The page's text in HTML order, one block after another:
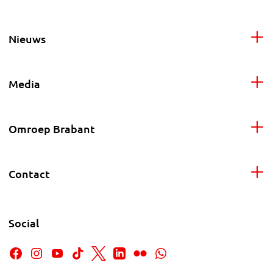
Nieuws
Media
Omroep Brabant
Contact
Social